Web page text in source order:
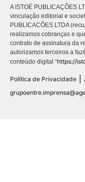
A ISTOÉ PUBLICAÇÕES
vinculação editorial e
PUBLICACÕES LTDA
realizamos cobranças e
contrato de assinatura da
autorizamos terceiros a
conteúdo digital “https://
Política de Privacidade